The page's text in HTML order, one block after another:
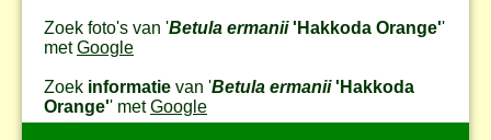
Zoek foto's van 'Betula ermanii'Hakkoda Orange''
metGoogle
Zoek informatie van 'Betula ermanii'Hakkoda
Orange'' metGoogle